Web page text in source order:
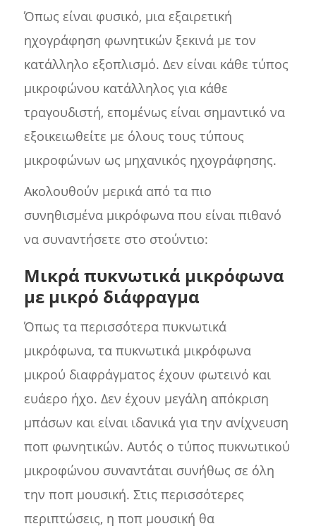
Όπως είναι φυσικό, μια εξαιρετική
ηχογράφηση φωνητικών ξεκινά με τον
κατάλληλο εξοπλισμό. Δεν είναι κάθε τύπος
μικροφώνου κατάλληλος για κάθε
τραγουδιστή, επομένως είναι σημαντικό να
εξοικειωθείτε με όλους τους τύπους
μικροφώνων ως μηχανικός ηχογράφησης.
Ακολουθούν μερικά από τα πιο
συνηθισμένα μικρόφωνα που είναι πιθανό
να συναντήσετε στο στούντιο:
Μικρά πυκνωτικά μικρόφωνα
με μικρό διάφραγμα
Όπως τα περισσότερα πυκνωτικά
μικρόφωνα, τα πυκνωτικά μικρόφωνα
μικρού διαφράγματος έχουν φωτεινό και
ευάερο ήχο. Δεν έχουν μεγάλη απόκριση
μπάσων και είναι ιδανικά για την ανίχνευση
ποπ φωνητικών. Αυτός ο τύπος πυκνωτικού
μικροφώνου συναντάται συνήθως σε όλη
την ποπ μουσική. Στις περισσότερες
περιπτώσεις, η ποπ μουσική θα